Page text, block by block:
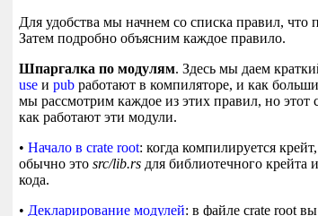
Для удобства мы начнем со списка правил,
Затем подробно объясним каждое правило.
Шпаргалка по модулям. Здесь мы даем
useи pubработают в компиляторе, и как
мы рассмотрим каждое из этих правил, но
как работают эти модули.
• Начало в crate root: когда компилируется
обычно это src/lib.rsдля библиотечного крейта
кода.
• Декларирование модулей: в файле crate root